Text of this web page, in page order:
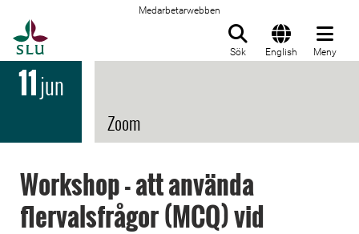
Medarbetarwebben
Sök English Meny
11jun
Zoom
Workshop - att använda
flervalsfrågor (MCQ) vid